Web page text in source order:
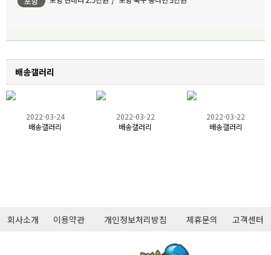
배송갤러리
2022-03-24
배송갤러리
2022-03-22
배송갤러리
2022-03-22
배송갤러리
회사소개 이용약관 개인정보처리방침 제휴문의 고객센터